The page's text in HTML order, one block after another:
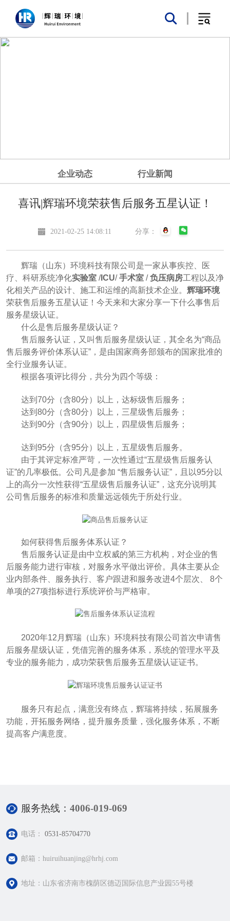
企业动态 行业新闻
喜讯|辉瑞环境荣获售后服务五星认证！
2021-02-25 14:08:11 分享：
辉瑞（山东）环境科技有限公司是一家从事疾控、医
疗、科研系统净化实验室/ICU/手术室/负压病房工程以及净
化相关产品的设计、施工和运维的高新技术企业。 辉瑞环境
荣获售后服务五星认证！今天来和大家分享一下什么事售后
服务星级认证。
什么是售后服务星级认证？
售后服务认证，又叫售后服务星级认证，其全名为“商品
售后服务评价体系认证”，是由国家商务部颁布的国家批准的
全行业服务认证。
根据各项评比得分，共分为四个等级：
达到70分（含80分）以上，达标级售后服务；
达到80分（含80分）以上，三星级售后服务；
达到90分（含90分）以上，四星级售后服务；
达到95分（含95分）以上，五星级售后服务。
由于其评定标准严苛，一次性通过“五星级售后服务认
证”的几率极低。公司凡是参加 “售后服务认证”，且以95分以
上的高分一次性获得“五星级售后服务认证”，这充分说明其
公司售后服务的标准和质量远远领先于所处行业。
如何获得售后服务体系认证？
售后服务认证是由中立权威的第三方机构，对企业的售
后服务能力进行审核，对服务水平做出评价。具体主要从企
业内部条件、服务执行、客户跟进和服务改进4个层次、 8个
单项的27项指标进行系统评价与严格审。
2020年12月辉瑞（山东）环境科技有限公司首次申请售
后服务星级认证，凭借完善的服务体系，系统的管理水平及
专业的服务能力，成功荣获售后服务五星级认证证书。
服务只有起点，满意没有终点，辉瑞将持续，拓展服务
功能，开拓服务网络，提升服务质量，强化服务体系，不断
提高客户满意度。
服务热线： 4006-019-069
电话： 0531-85704770
邮箱：huiruihuanjing@hrhj.com
地址：山东省济南市槐荫区德迈国际信息产业园55号楼